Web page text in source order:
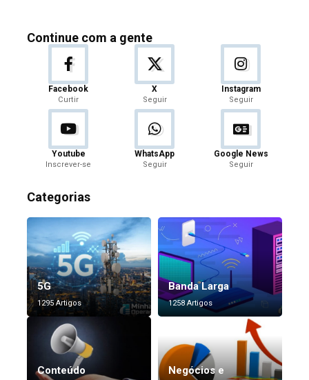
Continue com a gente
Facebook
Curtir
X
Seguir
Instagram
Seguir
Youtube
Inscrever-se
WhatsApp
Seguir
Google News
Seguir
Categorias
5G
1295 Artigos
Banda Larga
1258 Artigos
Conteúdo
Negócios e